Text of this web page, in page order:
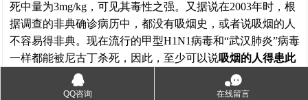
死中量为3mg/kg，可见其毒性之强。又据说在2003年时，根
据调查的非典确诊病历中，都没有吸烟史，或者说吸烟的人
不容易得非典。现在流行的甲型H1N1病毒和“武汉肺炎”病毒
一样都能被尼古丁杀死，因此，至少可以说吸烟的人得患此
类病情的几率比较低
惯性思维很好，逆向思考问题
又何尝不可！不要一惯性的去否定不高大上和传统的东西
󰇇
QQ咨询
󰂮
在线留言